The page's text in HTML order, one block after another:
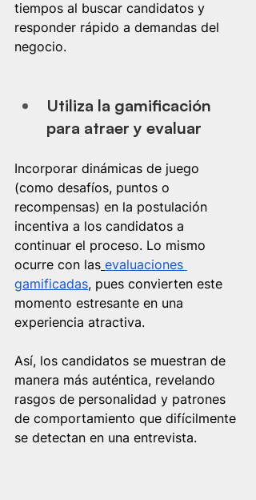
tiempos al buscar candidatos y
responder rápido a demandas del
negocio.
Utiliza la gamificación
para atraer y evaluar
Incorporar dinámicas de juego
(como desafíos, puntos o
recompensas) en la postulación
incentiva a los candidatos a
continuar el proceso. Lo mismo
ocurre con las evaluaciones
gamificadas, pues convierten este
momento estresante en una
experiencia atractiva.
Así, los candidatos se muestran de
manera más auténtica, revelando
rasgos de personalidad y patrones
de comportamiento que difícilmente
se detectan en una entrevista.